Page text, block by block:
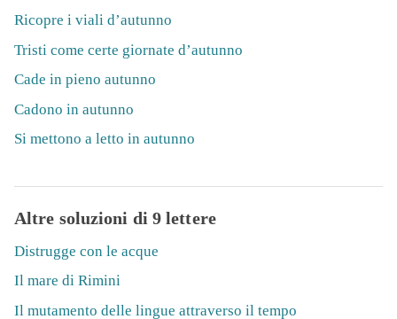
Ricopre i viali d’autunno
Tristi come certe giornate d’autunno
Cade in pieno autunno
Cadono in autunno
Si mettono a letto in autunno
Altre soluzioni di 9 lettere
Distrugge con le acque
Il mare di Rimini
Il mutamento delle lingue attraverso il tempo